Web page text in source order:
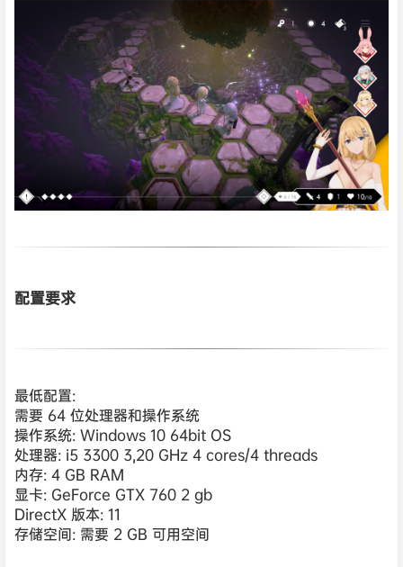
配置要求
最低配置:
需要 64 位处理器和操作系统
操作系统: Windows 10 64bit OS
处理器: i5 3300 3,20 GHz 4 cores/4 threads
内存: 4 GB RAM
显卡: GeForce GTX 760 2 gb
DirectX 版本: 11
存储空间: 需要 2 GB 可用空间